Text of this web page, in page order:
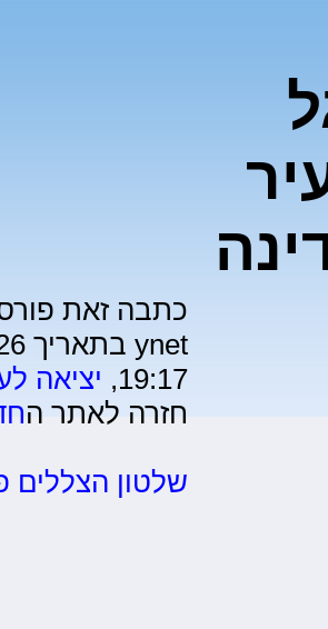
כתבה זאת
19:17, יציאה
חזרה לאתר ה
שלטון הצללים